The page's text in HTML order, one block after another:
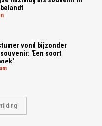
belandt
vond bijzonder
'Een soort